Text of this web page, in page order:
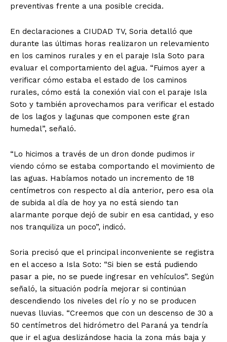
preventivas frente a una posible crecida.
En declaraciones a CIUDAD TV, Soria detalló que
durante las últimas horas realizaron un relevamiento
en los caminos rurales y en el paraje Isla Soto para
evaluar el comportamiento del agua. “Fuimos ayer a
verificar cómo estaba el estado de los caminos
rurales, cómo está la conexión vial con el paraje Isla
Soto y también aprovechamos para verificar el estado
de los lagos y lagunas que componen este gran
humedal”, señaló.
“Lo hicimos a través de un dron donde pudimos ir
viendo cómo se estaba comportando el movimiento de
las aguas. Habíamos notado un incremento de 18
centímetros con respecto al día anterior, pero esa ola
de subida al día de hoy ya no está siendo tan
alarmante porque dejó de subir en esa cantidad, y eso
nos tranquiliza un poco”, indicó.
Soria precisó que el principal inconveniente se registra
en el acceso a Isla Soto: “Si bien se está pudiendo
pasar a pie, no se puede ingresar en vehículos”. Según
señaló, la situación podría mejorar si continúan
descendiendo los niveles del río y no se producen
nuevas lluvias. “Creemos que con un descenso de 30 a
50 centímetros del hidrómetro del Paraná ya tendría
que ir el agua deslizándose hacia la zona más baja y